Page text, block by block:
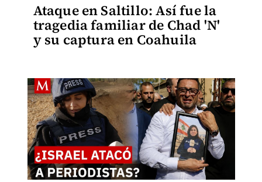
Ataque en Saltillo: Así fue la
tragedia familiar de Chad 'N'
y su captura en Coahuila